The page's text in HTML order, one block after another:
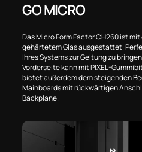
GO MICRO
Das Micro Form Factor CH260 ist
gehärtetem Glas ausgestattet.
Ihres Systems zur Geltung zu
Vorderseite kann mit PIXEL-
bietet außerdem dem steigenden
Mainboards mit rückwärtigen
Backplane.